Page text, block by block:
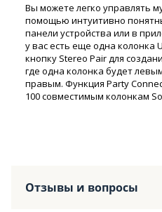
Вы можете легко управлять
помощью интуитивно
панели устройства или в
у вас есть еще одна колонка
кнопку Stereo Pair для
где одна колонка будет
правым. Функция Party
100 совместимым колонкам
Отзывы и вопросы